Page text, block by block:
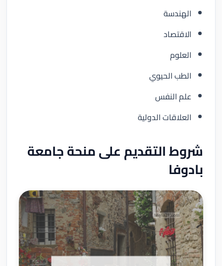
الهندسة
الاقتصاد
العلوم
الطب الحيوي
علم النفس
العلاقات الدولية
شروط التقديم على منحة جامعة
بادوفا